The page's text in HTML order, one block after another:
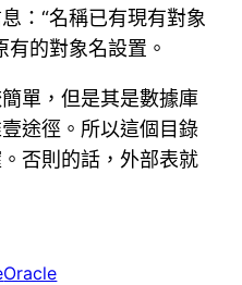
：“名稱已有現有對象
有的對象名設置。
單，但是其是數據庫
途徑。所以這個目錄
否則的話，外部表就
Oracle